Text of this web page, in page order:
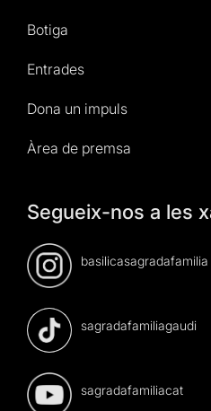
Botiga
Entrades
Dona un impuls
Àrea de premsa
Segueix-nos a les
basilicasagradafamilia
sagradafamiliagaudi
sagradafamiliacat